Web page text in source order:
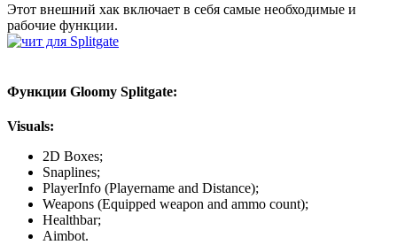
Этот внешний хак включает в себя самые необходимые и
рабочие функции.
Функции Gloomy Splitgate:
Visuals:
2D Boxes;
Snaplines;
PlayerInfo (Playername and Distance);
Weapons (Equipped weapon and ammo count);
Healthbar;
Aimbot.